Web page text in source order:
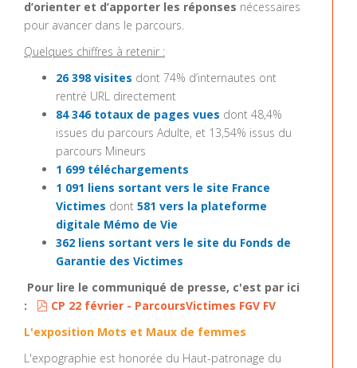
d’orienter et d’apporter les réponses nécessaires
pour avancer dans le parcours.
Quelques chiffres à retenir :
26 398 visites dont 74% d’internautes ont
rentré URL directement
84 346 totaux de pages vues dont 48,4%
issues du parcours Adulte, et 13,54% issus du
parcours Mineurs
1 699 téléchargements
1 091 liens sortant vers le site France
Victimes dont 581 vers la plateforme
digitale Mémo de Vie
362 liens sortant vers le site du Fonds de
Garantie des Victimes
Pour lire le communiqué de presse, c'est par ici
:
pdf
CP 22 février - ParcoursVictimes FGV FV
L'exposition Mots et Maux de femmes
L'expographie est honorée du Haut-patronage du